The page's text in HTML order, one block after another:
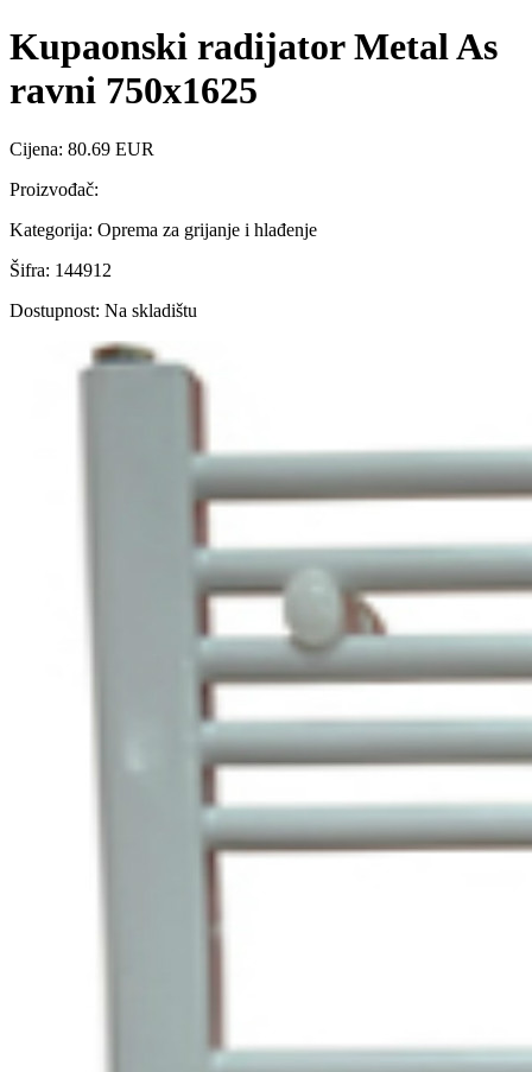
Kupaonski radijator Metal As
ravni 750x1625
Cijena: 80.69 EUR
Proizvođač:
Kategorija: Oprema za grijanje i hlađenje
Šifra: 144912
Dostupnost: Na skladištu